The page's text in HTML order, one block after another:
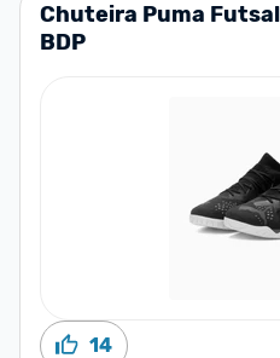
Chuteira Puma Futsal
BDP
14